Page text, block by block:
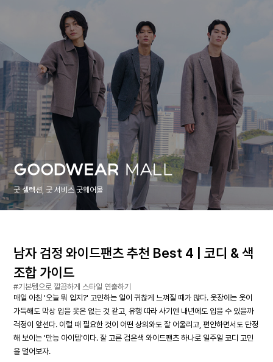
굿 셀렉션, 굿 서비스 굿웨어몰
남자 검정 와이드팬츠 추천 Best 4 | 코디 & 색
조합 가이드
#기본템으로 깔끔하게 스타일 연출하기
매일 아침 '오늘 뭐 입지?' 고민하는 일이 귀찮게 느껴질 때가 많다. 옷장에는 옷이
가득해도 막상 입을 옷은 없는 것 같고, 유행 따라 사기엔 내년에도 입을 수 있을까
걱정이 앞선다. 이럴 때 필요한 것이 어떤 상의와도 잘 어울리고, 편안하면서도 단정
해 보이는 '만능 아이템'이다. 잘 고른 검은색 와이드팬츠 하나로 일주일 코디 고민
을 덜어보자.